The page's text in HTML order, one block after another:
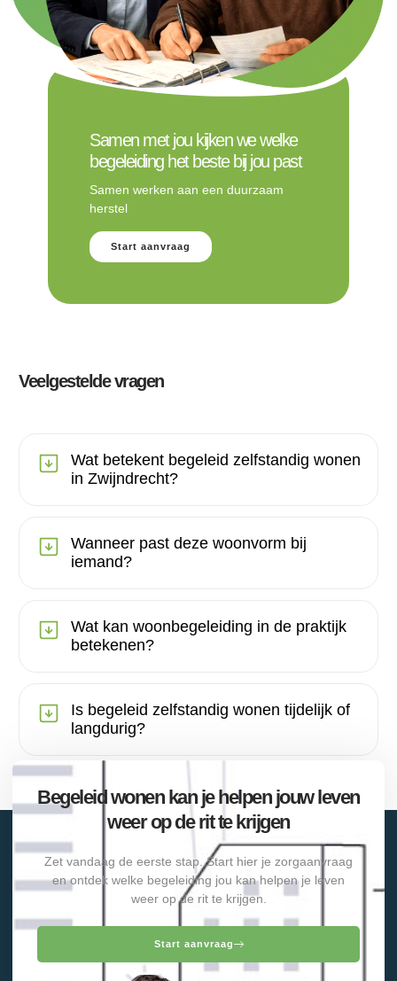
Samen met jou kijken we welke
begeleiding het beste bij jou past
Samen werken aan een duurzaam
herstel
Start aanvraag
Veelgestelde vragen
Wat betekent begeleid zelfstandig wonen
in Zwijndrecht?
Wanneer past deze woonvorm bij
iemand?
Wat kan woonbegeleiding in de praktijk
betekenen?
Is begeleid zelfstandig wonen tijdelijk of
langdurig?
Begeleid wonen kan je helpen jouw leven
weer op de rit te krijgen
Zet vandaag de eerste stap. Start hier je zorgaanvraag
en ontdek welke begeleiding jou kan helpen je leven
weer op de rit te krijgen.
Start aanvraag